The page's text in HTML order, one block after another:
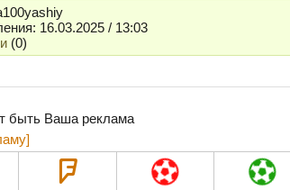
16.03.2025 / 13:03
(0)
быть Ваша реклама